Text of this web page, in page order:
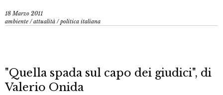
18 Marzo 2011
ambiente /attualità /politica italiana
"Quella spada sul capo dei giudici", di
Valerio Onida